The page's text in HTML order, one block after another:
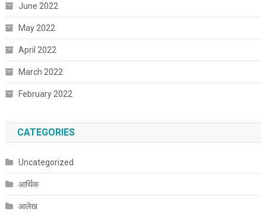
June 2022
May 2022
April 2022
March 2022
February 2022
CATEGORIES
Uncategorized
आर्थिक
आलेख